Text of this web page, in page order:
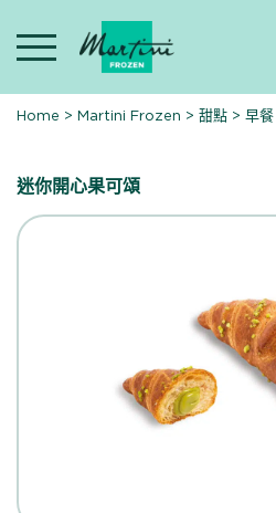
content
Home >Martini Frozen >甜點 >早餐
迷你開心果可頌